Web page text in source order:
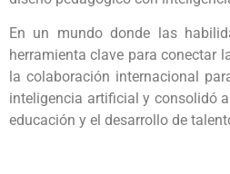
En un mundo donde las
herramienta clave para conectar
la colaboración internacional
inteligencia artificial y consolidó
educación y el desarrollo de